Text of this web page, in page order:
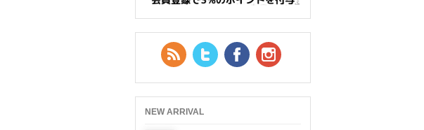
RSS FeedTwitter Facebook
NEW ARRIVAL